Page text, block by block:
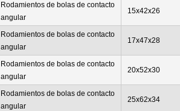
Rodamientos de bolas de contacto
angular
15x42x26
Rodamientos de bolas de contacto
angular
17x47x28
Rodamientos de bolas de contacto
angular
20x52x30
Rodamientos de bolas de contacto
angular
25x62x34